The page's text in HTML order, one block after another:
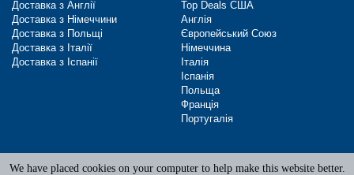
Доставка з Англії
Доставка з Німеччини
Доставка з Польщі
Доставка з Італії
Доставка з Іспанії
Top Deals США
Англія
Європейський Союз
Німеччина
Італія
Іспанія
Польща
Франція
Португалія
We have placed cookies on your computer to help make this website better.